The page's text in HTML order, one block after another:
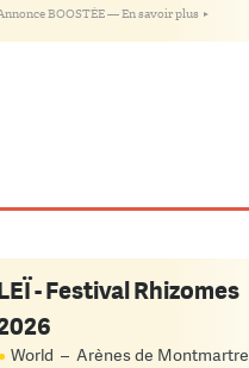
BOOSTÉE —En savoir plus
- Festival Rhizomes
World – Arènes de Montmartre